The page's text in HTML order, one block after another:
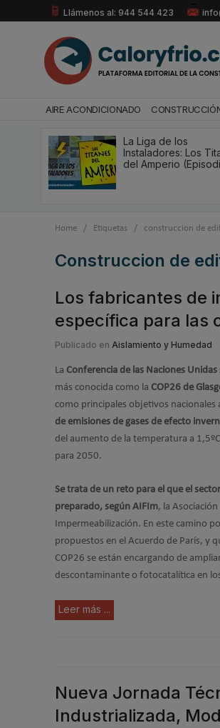
Llámenos al: 944 544 423
AIRE ACONDICIONADO
La Liga de los
Instaladores: Los
del Amperio
Home / Etiquetas / construccion de
construccion de
Los fabricantes de
específica para las
Publicado en Aislamiento y Humedad
La Conferencia de las Naciones
más conocida como la COP26 de
como principales objetivos nacionales
de emisiones de gases de efecto
del aumento de la temperatura a
para 2050.
Se trata de un reto para el que el
preparado, según AIFIm, la
Impermeabilización. En este camino
propuestos en el Acuerdo de París, y
COP26 se están encargando de
descontaminante o fotocatalítica en
Leer más ...
Nueva Jornada
Industrializada,